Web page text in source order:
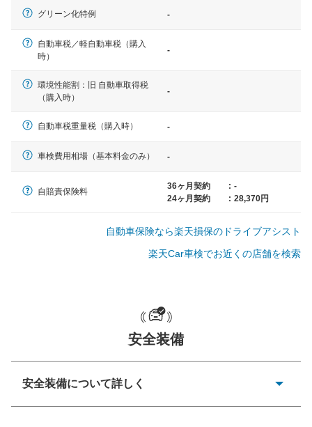
一般的な車体のサイズの目安
軽自動車
クラウン、アルファード、フォレ
グリーン化特例 -
自動車税／軽自動車税（購入
時）
-
環境性能割：旧 自動車取得税
（購入時）
-
自動車税重量税（購入時） -
車検費用相場（基本料金のみ） -
自賠責保険料
36ヶ月契約 : -
24ヶ月契約
: 28,370円
自動車保険なら楽天損保のドライブアシスト
楽天Car車検でお近くの店舗を検索
安全装備
安全装備について詳しく